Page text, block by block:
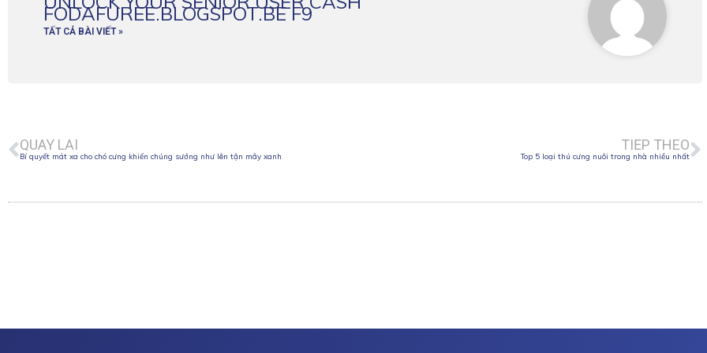
FODAFUREE.BLOGSPOT.BE F9
TẤT CẢ BÀI VIẾT »
QUAY LẠI
Bí quyết mát xa cho chó cưng khiến chúng sướng như lên tận mây xanh
TIẾP THEO
Top 5 loại thú cưng nuôi trong nhà nhiều nhất